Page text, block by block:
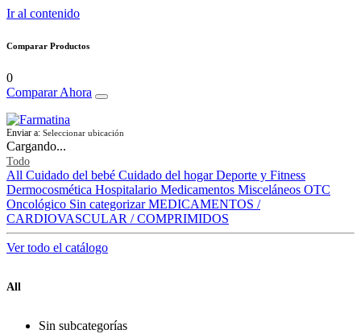
Ir al contenido
Comparar Productos
0
Comparar Ahora
Enviar a: Seleccionar ubicación
Cargando...
Todo
All Cuidado del bebé Cuidado del hogar Deporte y Fitness
Dermocosmética Hospitalario Medicamentos Misceláneos OTC
Oncológico Sin categorizar MEDICAMENTOS /
CARDIOVASCULAR / COMPRIMIDOS
Ver todo el catálogo
All
Sin subcategorías